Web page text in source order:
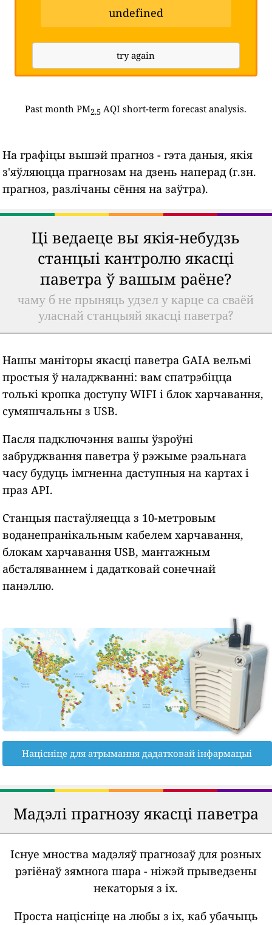
undefined
try again
Past month PM2.5 AQI short-term forecast analysis.
На графіцы вышэй прагноз - гэта даныя, якія
з'яўляюцца прагнозам на дзень наперад (г.зн.
прагноз, разлічаны сёння на заўтра).
Ці ведаеце вы якія-небудзь
станцыі кантролю якасці
паветра ў вашым раёне?
чаму б не прыняць удзел у карце са сваёй
уласнай станцыяй якасці паветра?
Нашы маніторы якасці паветра GAIA вельмі
простыя ў наладжванні: вам спатрэбіцца
толькі кропка доступу WIFI і блок харчавання,
сумяшчальны з USB.
Пасля падключэння вашы ўзроўні
забруджвання паветра ў рэжыме рэальнага
часу будуць імгненна даступныя на картах і
праз API.
Станцыя пастаўляецца з 10-метровым
воданепранікальным кабелем харчавання,
блокам харчавання USB, мантажным
абсталяваннем і дадатковай сонечнай
панэллю.
Націсніце для атрымання дадатковай інфармацыі
Мадэлі прагнозу якасці паветра
Існуе мноства мадэляў прагнозаў для розных
рэгіёнаў зямнога шара - ніжэй прыведзены
некаторыя з іх.
Проста націсніце на любы з іх, каб убачыць